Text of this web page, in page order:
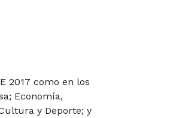
2017 como en los
Economía,
y Deporte; y